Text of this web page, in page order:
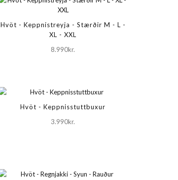
Hvöt - Keppnistreyja - Stærðir M - L -
XL - XXL
8.990kr.
Hvöt - Keppnisstuttbuxur
3.990kr.